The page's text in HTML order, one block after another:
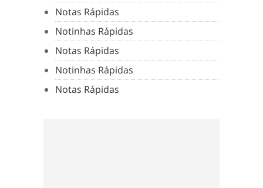
Notas Rápidas
Notinhas Rápidas
Notas Rápidas
Notinhas Rápidas
Notas Rápidas